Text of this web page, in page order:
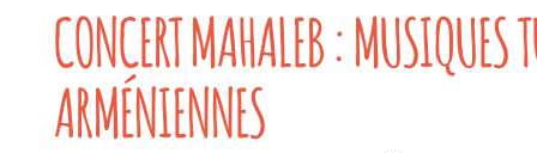
CONCERT MAHALEB : MUSIQUES
ARMÉNIENNES